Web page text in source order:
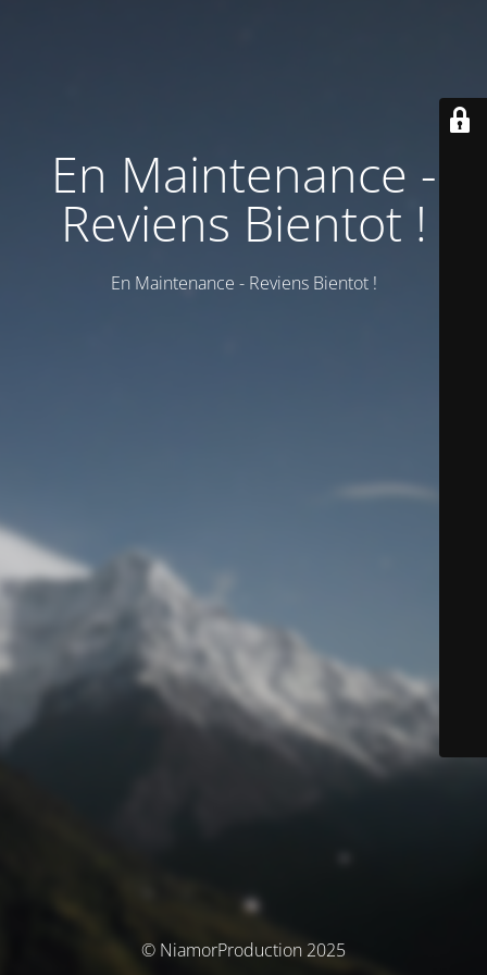
En Maintenance -
Reviens Bientot !
En Maintenance - Reviens Bientot !
© NiamorProduction 2025